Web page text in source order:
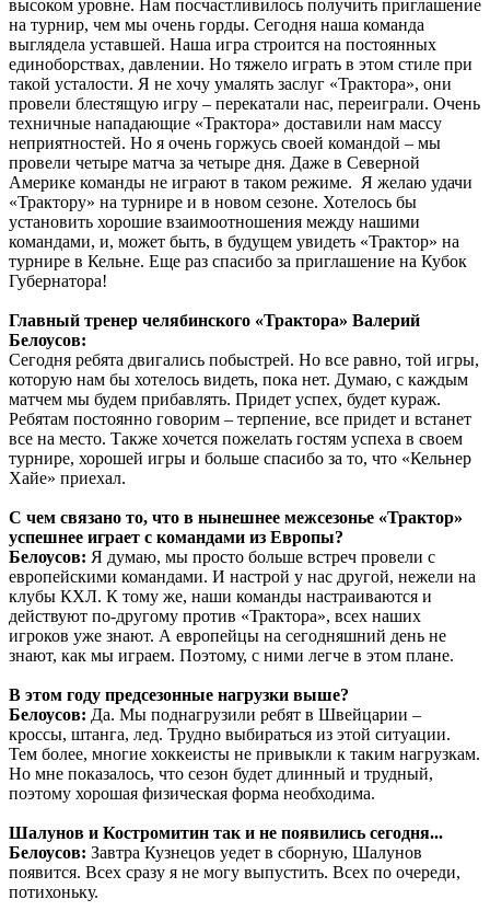
высоком уровне. Нам посчастливилось получить приглашение
на турнир, чем мы очень горды. Сегодня наша команда
выглядела уставшей. Наша игра строится на постоянных
единоборствах, давлении. Но тяжело играть в этом стиле при
такой усталости. Я не хочу умалять заслуг «Трактора», они
провели блестящую игру – перекатали нас, переиграли. Очень
техничные нападающие «Трактора» доставили нам массу
неприятностей. Но я очень горжусь своей командой – мы
провели четыре матча за четыре дня. Даже в Северной
Америке команды не играют в таком режиме. Я желаю удачи
«Трактору» на турнире и в новом сезоне. Хотелось бы
установить хорошие взаимоотношения между нашими
командами, и, может быть, в будущем увидеть «Трактор» на
турнире в Кельне. Еще раз спасибо за приглашение на Кубок
Губернатора!
Главный тренер челябинского «Трактора» Валерий
Белоусов:
Сегодня ребята двигались побыстрей. Но все равно, той игры,
которую нам бы хотелось видеть, пока нет. Думаю, с каждым
матчем мы будем прибавлять. Придет успех, будет кураж.
Ребятам постоянно говорим – терпение, все придет и встанет
все на место. Также хочется пожелать гостям успеха в своем
турнире, хорошей игры и больше спасибо за то, что «Кельнер
Хайе» приехал.
С чем связано то, что в нынешнее межсезонье «Трактор»
успешнее играет с командами из Европы?
Белоусов: Я думаю, мы просто больше встреч провели с
европейскими командами. И настрой у нас другой, нежели на
клубы КХЛ. К тому же, наши команды настраиваются и
действуют по-другому против «Трактора», всех наших
игроков уже знают. А европейцы на сегодняшний день не
знают, как мы играем. Поэтому, с ними легче в этом плане.
В этом году предсезонные нагрузки выше?
Белоусов: Да. Мы поднагрузили ребят в Швейцарии –
кроссы, штанга, лед. Трудно выбираться из этой ситуации.
Тем более, многие хоккеисты не привыкли к таким нагрузкам.
Но мне показалось, что сезон будет длинный и трудный,
поэтому хорошая физическая форма необходима.
Шалунов и Костромитин так и не появились сегодня...
Белоусов: Завтра Кузнецов уедет в сборную, Шалунов
появится. Всех сразу я не могу выпустить. Всех по очереди,
потихоньку.